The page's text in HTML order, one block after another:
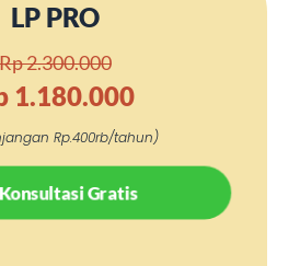
LP PRO
2.300.000
1.180.000
Rp.400rb/tahun)
Gratis